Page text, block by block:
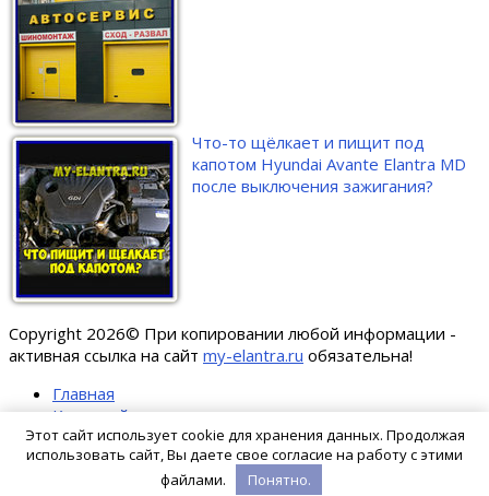
Что-то щёлкает и пищит под
капотом Hyundai Avante Elantra MD
после выключения зажигания?
Copyright 2026© При копировании любой информации -
активная ссылка на сайт my-elantra.ru обязательна!
Главная
Карта сайта
О сайте
Сотрудничество
Политика конфиденциальности
Этот сайт использует cookie для хранения данных. Продолжая
использовать сайт, Вы даете свое согласие на работу с этими
файлами.
Понятно.